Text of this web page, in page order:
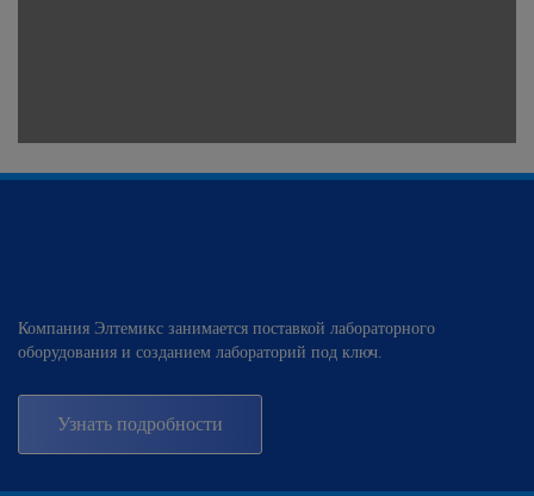
Компания Элтемикс занимается поставкой лабораторного
оборудования и созданием лабораторий под ключ.
Узнать подробности